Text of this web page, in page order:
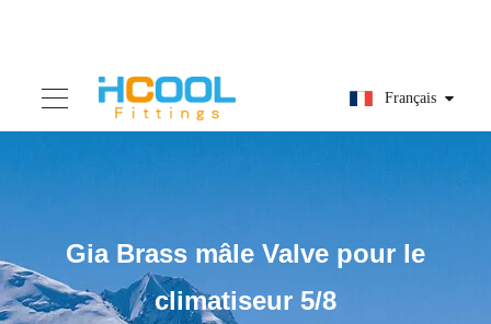
Français
Gia Brass mâle Valve pour le
climatiseur 5/8